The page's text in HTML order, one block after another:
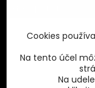
Cookies
Na tento účel
Na